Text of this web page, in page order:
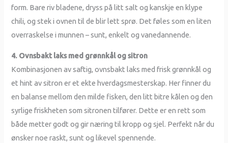
form. Bare riv bladene, dryss på litt salt og kanskje en klype
chili, og stek i ovnen til de blir lett sprø. Det føles som en liten
overraskelse i munnen – sunt, enkelt og vanedannende.
4. Ovnsbakt laks med grønnkål og sitron
Kombinasjonen av saftig, ovnsbakt laks med frisk grønnkål og
et hint av sitron er et ekte hverdagsmesterskap. Her finner du
en balanse mellom den milde fisken, den litt bitre kålen og den
syrlige friskheten som sitronen tilfører. Dette er en rett som
både metter godt og gir næring til kropp og sjel. Perfekt når du
ønsker noe raskt, sunt og likevel spennende.